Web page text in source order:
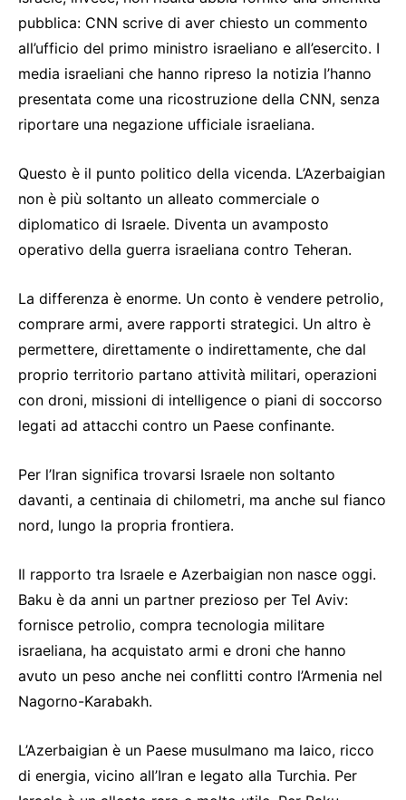
pubblica: CNN scrive di aver chiesto un commento
all’ufficio del primo ministro israeliano e all’esercito. I
media israeliani che hanno ripreso la notizia l’hanno
presentata come una ricostruzione della CNN, senza
riportare una negazione ufficiale israeliana.
Questo è il punto politico della vicenda. L’Azerbaigian
non è più soltanto un alleato commerciale o
diplomatico di Israele. Diventa un avamposto
operativo della guerra israeliana contro Teheran.
La differenza è enorme. Un conto è vendere petrolio,
comprare armi, avere rapporti strategici. Un altro è
permettere, direttamente o indirettamente, che dal
proprio territorio partano attività militari, operazioni
con droni, missioni di intelligence o piani di soccorso
legati ad attacchi contro un Paese confinante.
Per l’Iran significa trovarsi Israele non soltanto
davanti, a centinaia di chilometri, ma anche sul fianco
nord, lungo la propria frontiera.
Il rapporto tra Israele e Azerbaigian non nasce oggi.
Baku è da anni un partner prezioso per Tel Aviv:
fornisce petrolio, compra tecnologia militare
israeliana, ha acquistato armi e droni che hanno
avuto un peso anche nei conflitti contro l’Armenia nel
Nagorno-Karabakh.
L’Azerbaigian è un Paese musulmano ma laico, ricco
di energia, vicino all’Iran e legato alla Turchia. Per